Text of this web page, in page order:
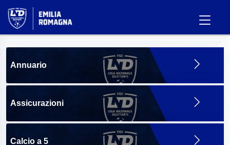
Annuario
Assicurazioni
Calcio a 5